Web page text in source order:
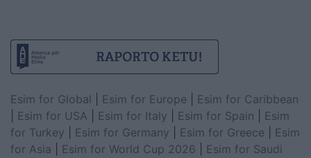
Esim for Global Esim for Europe
Esim for Caribbean
Esim for USA Esim for Italy Esim for Spain
Esim
for Turkey
Esim for Germany Esim for Greece
Esim
for Asia
Esim for World Cup 2026
Esim for Saudi